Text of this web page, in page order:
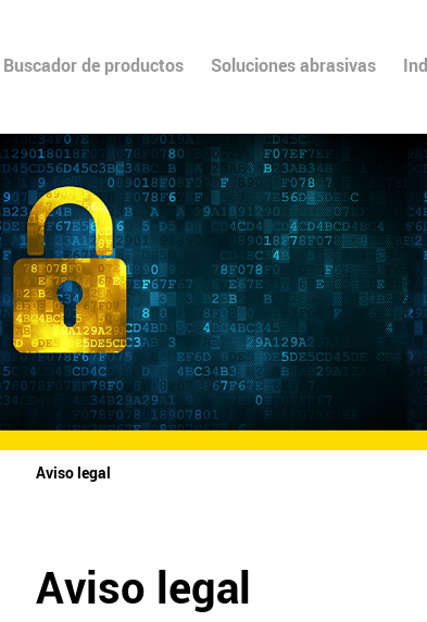
Buscador de productos Soluciones abrasivas
Aviso legal
Aviso legal